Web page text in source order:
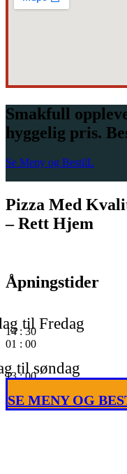
Smakfull
hyggelig pris.
Se Meny og BestilL
Pizza Med
– Rett Hjem
Åpningstider
til Fredag
14 : 30
01 : 00
til søndag
13: 00
SE MENY OG